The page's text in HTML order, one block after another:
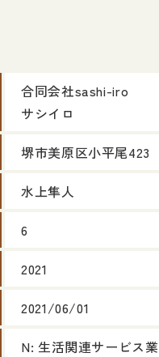
合同会社sashi-iro
サシイロ
堺市美原区小平尾423
水上隼人
6
2021
2021/06/01
N: 生活関連サービス